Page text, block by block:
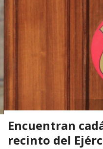
Encuentran
recinto del